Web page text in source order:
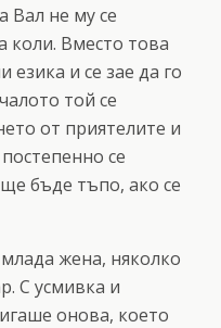
Вал не му се
коли. Вместо това
езика и се зае да го
той се
от приятелите и
се
бъде тъпо, ако се
жена, няколко
С усмивка и
онова, което